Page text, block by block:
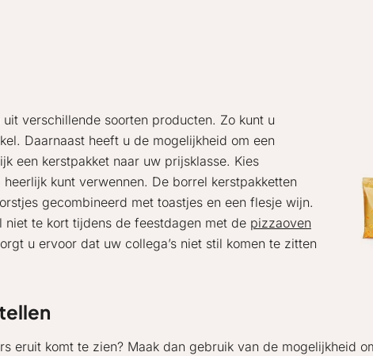
verschillende soorten producten. Zo kunt u
Daarnaast heeft u de mogelijkheid om een
een kerstpakket naar uw prijsklasse. Kies
kunt verwennen. De borrel kerstpakketten
gecombineerd met toastjes en een flesje wijn.
niet te kort tijdens de feestdagen met de pizzaoven
u ervoor dat uw collega’s niet stil komen te zitten
eruit komt te zien? Maak dan gebruik van de mogelijkheid